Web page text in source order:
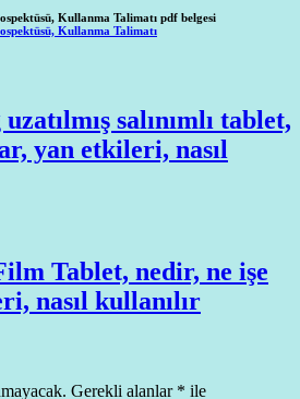
Kullanma Talimatı pdf belgesi
Kullanma Talimatı
salınımlı tablet,
yan etkileri, nasıl
Tablet, nedir, ne işe
nasıl kullanılır
Gerekli alanlar * ile